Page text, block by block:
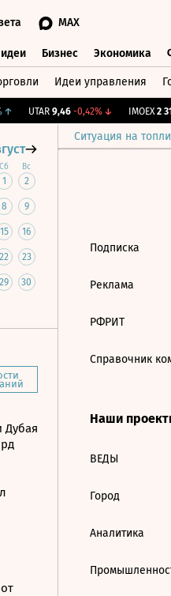
MAX
Бизнес Экономика
Идеи управления
UTAR 9,46 -0,42%↓ IMOEX 2
Ситуация на
Сб Вс
1 2
8 9
15 16
22 23
29 30
Дубая
Подписка
Реклама
РФРИТ
Справочник
Наши
ВЕДЫ
Город
Аналитика